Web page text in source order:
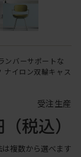
ンバーサポートな
ナイロン双輪キャス
受注生産
（税込）
複数から選べます